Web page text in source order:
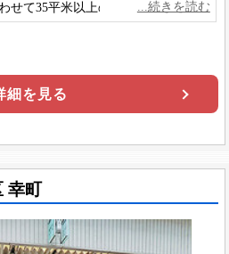
せて35平米以上のゆとりある住空
過ごせます。
細を見る
幸町